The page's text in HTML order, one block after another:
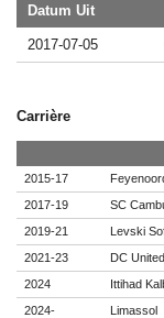
Datum Uit
2017-07-05
Carrière
2015-17
2017-19
SC
2019-21
Levski
2021-23
DC United
2024
Ittihad
2024-
Limassol